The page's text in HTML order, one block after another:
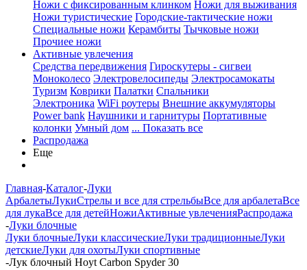
Ножи с фиксированным клинком Ножи для выживания
Ножи туристические Городские-тактические ножи
Специальные ножи Керамбиты Тычковые ножи
Прочиее ножи
Активные увлечения
Средства передвижения Гироскутеры - сигвеи
Моноколесо Электровелосипеды Электросамокаты
Туризм Коврики Палатки Спальники
Электроника WiFi роутеры Внешние аккумуляторы
Power bank Наушники и гарнитуры Портативные
колонки Умный дом ... Показать все
Распродажа
Еще
Главная-Каталог-Луки
АрбалетыЛукиСтрелы и все для стрельбыВсе для арбалетаВсе
для лукаВсе для детейНожиАктивные увлеченияРаспродажа
-Луки блочные
Луки блочныеЛуки классическиеЛуки традиционныеЛуки
детскиеЛуки для охотыЛуки спортивные
-Лук блочный Hoyt Carbon Spyder 30